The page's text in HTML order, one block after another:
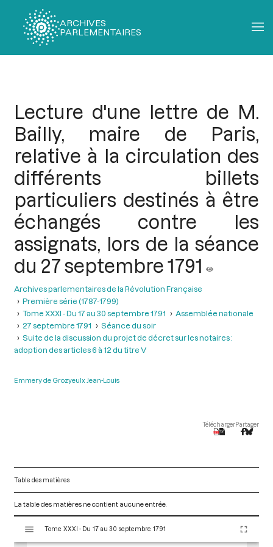
ARCHIVES
PARLEMENTAIRES
Lecture d'une lettre de M.
Bailly, maire de Paris,
relative à la circulation des
différents billets
particuliers destinés à être
échangés contre les
assignats, lors de la séance
du 27 septembre 1791
Archives parlementaires de la Révolution Française
Première série (1787-1799)
Tome XXXI - Du 17 au 30 septembre 1791
Assemblée nationale
27 septembre 1791
Séance du soir
Suite de la discussion du projet de décret sur les notaires :
adoption des articles 6 à 12 du titre V
Emmery de Grozyeulx Jean-Louis
TéléchargerPartager
Table des matières
La table des matières ne contient aucune entrée.
s
Tome XXXI - Du 17 au 30 septembre 1791